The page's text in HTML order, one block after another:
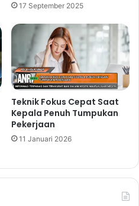
17 September 2025
Teknik Fokus Cepat Saat
Kepala Penuh Tumpukan
Pekerjaan
11 Januari 2026